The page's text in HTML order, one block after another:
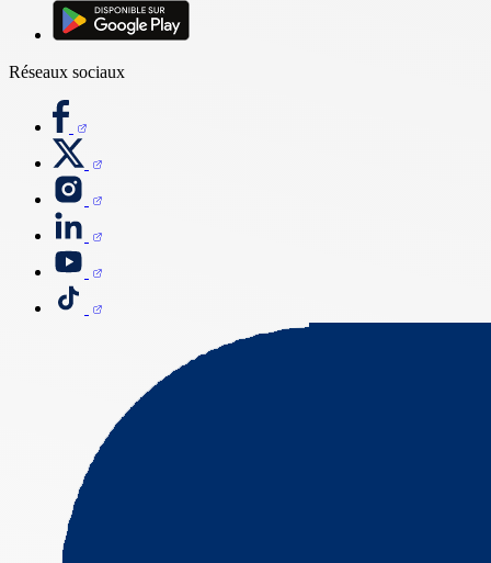
Réseaux sociaux